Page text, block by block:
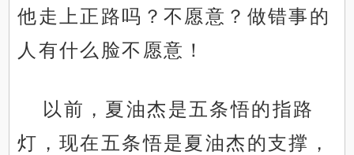
他走上正路吗？不愿意？做错事的
人有什么脸不愿意！
以前，夏油杰是五条悟的指路
灯，现在五条悟是夏油杰的支撑，